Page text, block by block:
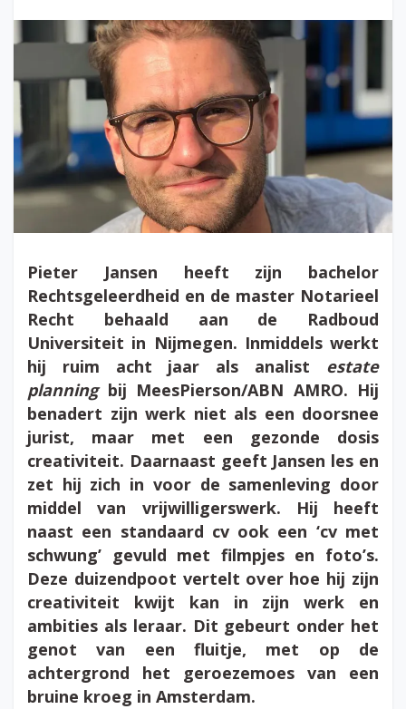
Pieter Jansen heeft zijn bachelor
Rechtsgeleerdheid en de master Notarieel
Recht behaald aan de Radboud
Universiteit in Nijmegen. Inmiddels werkt
hij ruim acht jaar als analist estate
planningbij MeesPierson/ABN AMRO. Hij
benadert zijn werk niet als een doorsnee
jurist, maar met een gezonde dosis
creativiteit. Daarnaast geeft Jansen les en
zet hij zich in voor de samenleving door
middel van vrijwilligerswerk. Hij heeft
naast een standaard cv ook een ‘cv met
schwung’ gevuld met filmpjes en foto’s.
Deze duizendpoot vertelt over hoe hij zijn
creativiteit kwijt kan in zijn werk en
ambities als leraar. Dit gebeurt onder het
genot van een fluitje, met op de
achtergrond het geroezemoes van een
bruine kroeg in Amsterdam.